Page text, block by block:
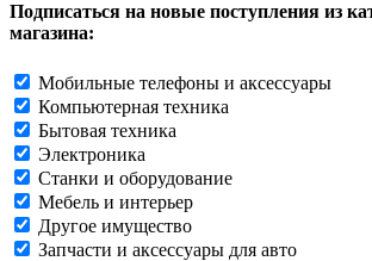
Подписаться на новые поступления из
магазина:
Мобильные телефоны и аксессуары
Компьютерная техника
Бытовая техника
Электроника
Станки и оборудование
Мебель и интерьер
Другое имущество
Запчасти и аксессуары для авто